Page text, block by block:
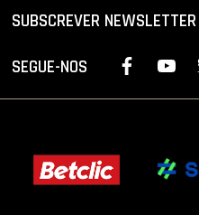
SUBSCREVER NEWSLETTER
SEGUE-NOS